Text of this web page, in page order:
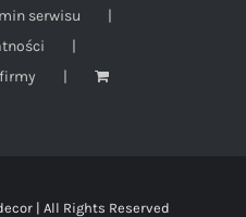
serwisu
| All Rights Reserved